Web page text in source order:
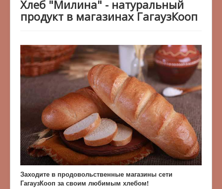
Хлеб "Милина" - натуральный
продукт в магазинах ГагаузКооп
Заходите в продовольственные магазины сети
ГагаузКооп за своим любимым хлебом!